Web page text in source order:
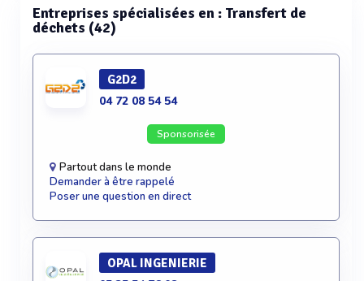
Entreprises spécialisées en : Transfert de
déchets (42)
G2D2
04 72 08 54 54
Sponsorisée
Partout dans le monde
Demander à être rappelé
Poser une question en direct
OPAL INGENIERIE